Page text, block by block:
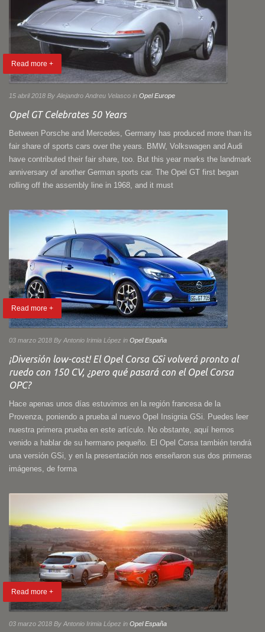
Read more +
15 abril 2018 By Alejandro Andreu Velasco in Opel Europe
Opel GT Celebrates 50 Years
Between Porsche and Mercedes, Germany has produced more than its
fair share of sports cars over the years. BMW, Volkswagen and Audi
have contributed their fair share, too. But this year marks the landmark
anniversary of another German sports car. The Opel GT first began
rolling off the assembly line in 1968, and it must
Read more +
03 marzo 2018 By Antonio Irimia López in Opel España
¡Diversión low-cost! El Opel Corsa GSi volverá pronto al
ruedo con 150 CV, ¿pero qué pasará con el Opel Corsa
OPC?
Hace apenas unos días estuvimos en la región francesa de la
Provenza, poniendo a prueba al nuevo Opel Insignia GSi. Puedes leer
nuestra primera prueba en este artículo. No obstante, aquí hemos
venido a hablar de su hermano pequeño. El Opel Corsa también tendrá
una versión GSi, y en la presentación nos enseñaron sus dos primeras
imágenes, de forma
Read more +
03 marzo 2018 By Antonio Irimia López in Opel España